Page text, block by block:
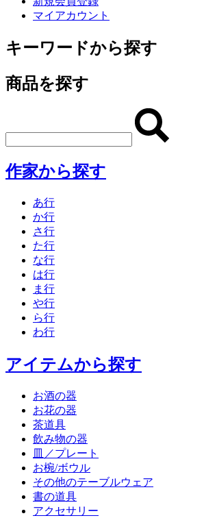
マイアカウント
キーワードから探す
商品を探す
作家から探す
あ行
か行
さ行
た行
な行
は行
ま行
や行
ら行
わ行
アイテムから探す
お酒の器
お花の器
茶道具
飲み物の器
皿／プレート
お椀/ボウル
その他のテーブルウェア
書の道具
アクセサリー